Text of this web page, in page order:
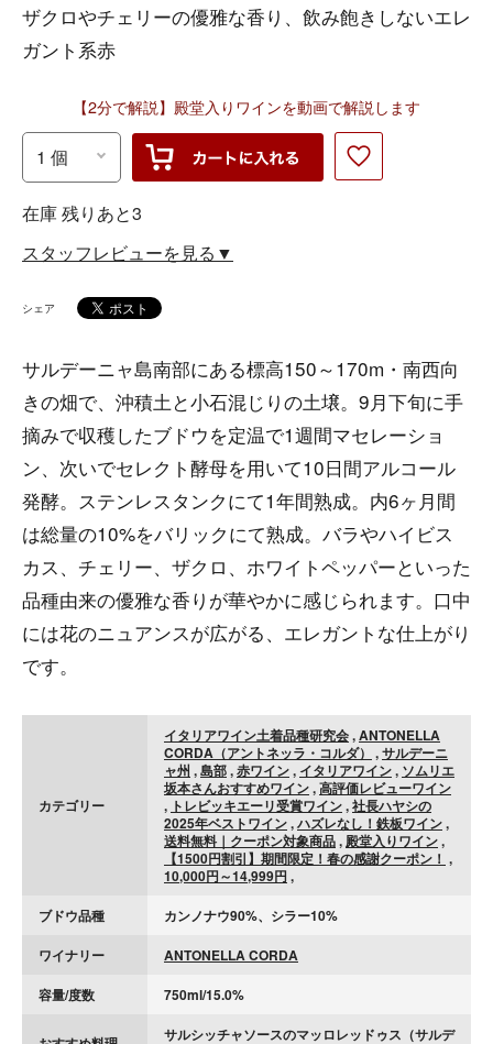
ザクロやチェリーの優雅な香り、飲み飽きしないエレ
ガント系赤
【2分で解説】殿堂入りワインを動画で解説します
在庫 残りあと3
スタッフレビューを見る▼
シェア
サルデーニャ島南部にある標高150～170m・南西向
きの畑で、沖積土と小石混じりの土壌。9月下旬に手
摘みで収穫したブドウを定温で1週間マセレーショ
ン、次いでセレクト酵母を用いて10日間アルコール
発酵。ステンレスタンクにて1年間熟成。内6ヶ月間
は総量の10%をバリックにて熟成。バラやハイビス
カス、チェリー、ザクロ、ホワイトペッパーといった
品種由来の優雅な香りが華やかに感じられます。口中
には花のニュアンスが広がる、エレガントな仕上がり
です。
カテゴリー
イタリアワイン土着品種研究会,ANTONELLA
CORDA（アントネッラ・コルダ） ,サルデーニ
ャ州 ,島部,赤ワイン, イタリアワイン, ソムリエ
坂本さんおすすめワイン,高評価レビューワイン
, トレビッキエーリ受賞ワイン,社長ハヤシの
2025年ベストワイン,ハズレなし！鉄板ワイン,
送料無料｜クーポン対象商品,殿堂入りワイン,
【1500円割引】期間限定！春の感謝クーポン！ ,
10,000円～14,999円 ,
ブドウ品種
カンノナウ90%、シラー10%
ワイナリー
ANTONELLA CORDA
容量/度数
750ml/15.0%
サルシッチャソースのマッロレッドゥス（サルデ